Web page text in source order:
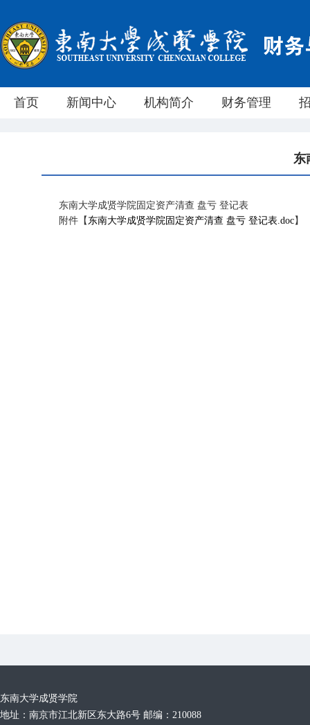
首页 新闻中心 机构简介 财务管理
东
东南大学成贤学院固定资产清查 盘亏 登记表
附件【 东南大学成贤学院固定资产清查 盘亏 登记表.doc】
东南大学成贤学院
地址：南京市江北新区东大路6号 邮编：210088